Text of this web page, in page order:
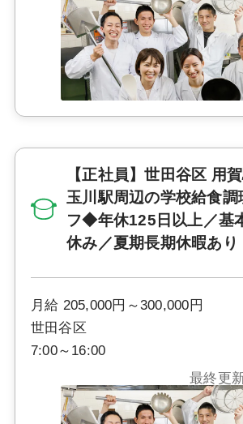
【正社員】世田谷区 用
玉川駅周辺の学校給食調
フ◆年休125日以上／基
休み／夏期長期休暇あり
月給 205,000円～300,000円
世田谷区
7:00～16:00
最終更